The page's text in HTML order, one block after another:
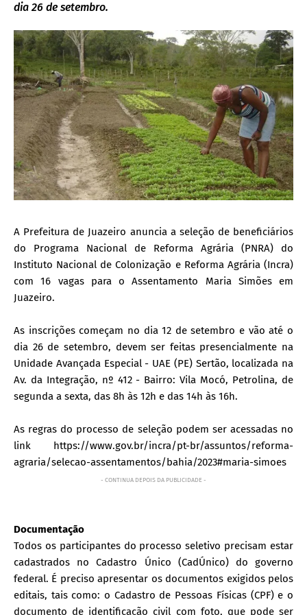
dia 26 de setembro.
A Prefeitura de Juazeiro anuncia a seleção de beneficiários
do Programa Nacional de Reforma Agrária (PNRA) do
Instituto Nacional de Colonização e Reforma Agrária (Incra)
com 16 vagas para o Assentamento Maria Simões em
Juazeiro.
As inscrições começam no dia 12 de setembro e vão até o
dia 26 de setembro, devem ser feitas presencialmente na
Unidade Avançada Especial - UAE (PE) Sertão, localizada na
Av. da Integração, nº 412 - Bairro: Vila Mocó, Petrolina, de
segunda a sexta, das 8h às 12h e das 14h às 16h.
As regras do processo de seleção podem ser acessadas no
link https://www.gov.br/incra/pt-br/assuntos/reforma-
agraria/selecao-assentamentos/bahia/2023#maria-simoes
- CONTINUA DEPOIS DA PUBLICIDADE -
Documentação
Todos os participantes do processo seletivo precisam estar
cadastrados no Cadastro Único (CadÚnico) do governo
federal. É preciso apresentar os documentos exigidos pelos
editais, tais como: o Cadastro de Pessoas Físicas (CPF) e o
documento de identificação civil com foto, que pode ser